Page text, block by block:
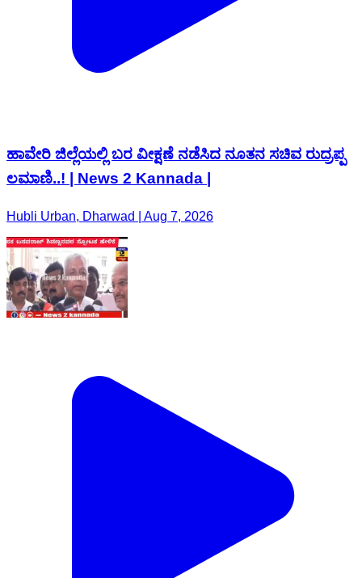
ಹಾವೇರಿ ಜಿಲ್ಲೆಯಲ್ಲಿ ಬರ ವೀಕ್ಷಣೆ ನಡೆಸಿದ ನೂತನ ಸಚಿವ ರುದ್ರಪ್ಪ
ಲಮಾಣಿ..! | News 2 Kannada |
Hubli Urban, Dharwad | Aug 7, 2026